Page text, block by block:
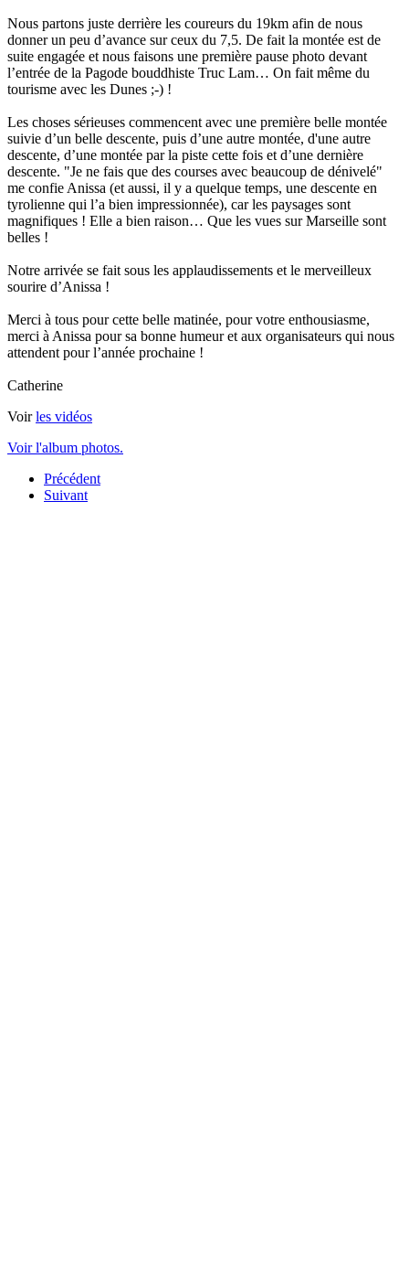
Nous partons juste derrière les coureurs du 19km afin de nous
donner un peu d’avance sur ceux du 7,5. De fait la montée est de
suite engagée et nous faisons une première pause photo devant
l’entrée de la Pagode bouddhiste Truc Lam… On fait même du
tourisme avec les Dunes ;-) !
Les choses sérieuses commencent avec une première belle montée
suivie d’un belle descente, puis d’une autre montée, d'une autre
descente, d’une montée par la piste cette fois et d’une dernière
descente. "Je ne fais que des courses avec beaucoup de dénivelé"
me confie Anissa (et aussi, il y a quelque temps, une descente en
tyrolienne qui l’a bien impressionnée), car les paysages sont
magnifiques ! Elle a bien raison… Que les vues sur Marseille sont
belles !
Notre arrivée se fait sous les applaudissements et le merveilleux
sourire d’Anissa !
Merci à tous pour cette belle matinée, pour votre enthousiasme,
merci à Anissa pour sa bonne humeur et aux organisateurs qui nous
attendent pour l’année prochaine !
Catherine
Voirles vidéos
Voir l'album photos.
Précédent
Suivant